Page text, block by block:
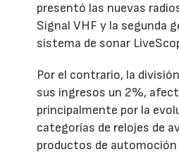
presentó las nuevas
Signal VHF y la segunda
sistema de sonar
Por el contrario, la
sus ingresos un 2%,
principalmente por la
categorías de relojes de
productos de automoción